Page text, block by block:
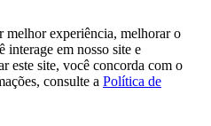
melhor experiência, melhorar o
interage em nosso site e
este site, você concorda com o
consulte a Política de